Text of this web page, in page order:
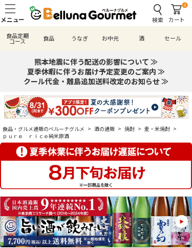
検索
0
カート
食品定期
コース 食品 うなぎ お中元 酒 セール
熊本地震に伴う配送の影響について ≫
夏季休暇に伴うお届け予定変更のご案内 ≫
クール代金・離島追加送料改定のお知らせ ≫
食品・グルメ通販のベルーナグルメ > 酒の通販 > 焼酎 > 麦・米焼酎 >
ｐｕｒｅ ｒｉｃｅ純米原酒